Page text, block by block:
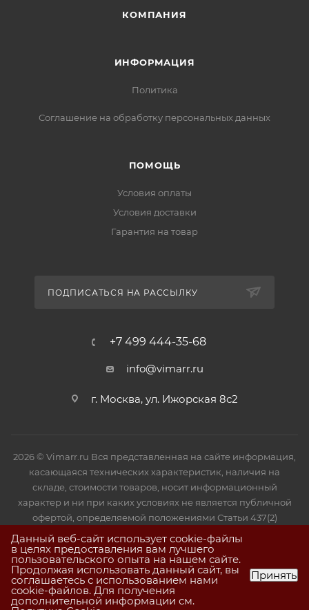
КОМПАНИЯ
ИНФОРМАЦИЯ
Политика
Соглашение на обработку персональных данных
ПОМОЩЬ
Условия оплаты
Условия доставки
Гарантия на товар
ПОДПИСАТЬСЯ НА РАССЫЛКУ
+7 499 444-35-68
info@vimarr.ru
г. Москва, ул. Ижорская 8с2
2026 © Vimarr.ru Вся представленная на сайте информация,
касающаяся технических характеристик, наличия на
складе, стоимости товаров, носит информационный
характер и ни при каких условиях не является публичной
офертой, определяемой положениями Статьи 437(2)
Гражданского кодекса РФ.
Данный веб-сайт использует cookie-файлы
в целях предоставления вам лучшего
пользовательского опыта на нашем сайте.
Продолжая использовать данный сайт, вы
соглашаетесь с использованием нами
cookie-файлов. Для получения
дополнительной информации см.
Принять